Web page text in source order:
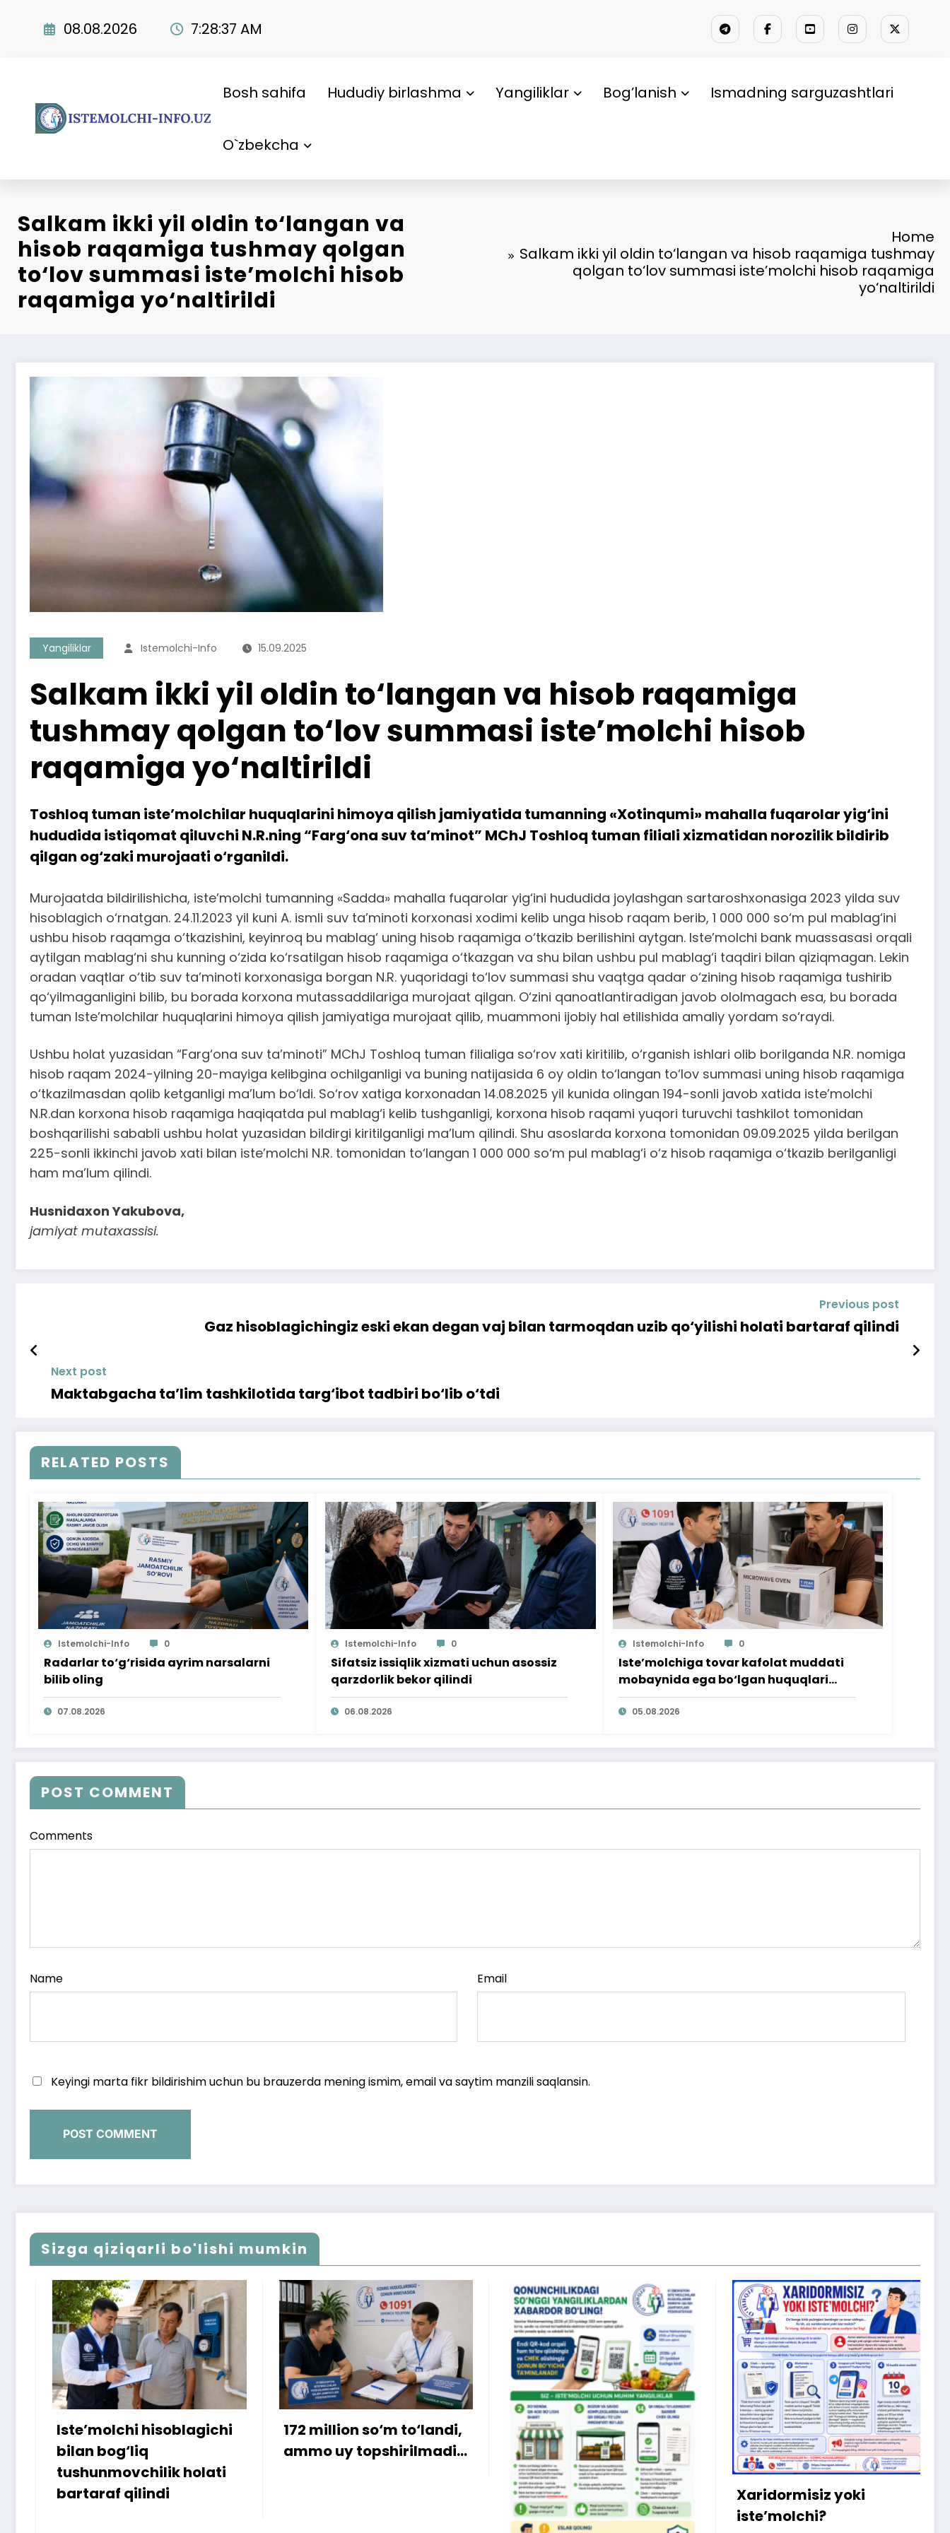
08.08.2026 7:28:38 AM
Bosh sahifa Hududiy birlashma Yangiliklar Bog’lanish Ismadning sarguzashtlari
O`zbekcha
Salkam ikki yil oldin to‘langan va
hisob raqamiga tushmay qolgan
to‘lov summasi iste’molchi hisob
raqamiga yo‘naltirildi
Home
Salkam ikki yil oldin to‘langan va hisob raqamiga tushmay
qolgan to‘lov summasi iste’molchi hisob raqamiga
yo‘naltirildi
Yangiliklar Istemolchi-Info 15.09.2025
Salkam ikki yil oldin to‘langan va hisob raqamiga
tushmay qolgan to‘lov summasi iste’molchi hisob
raqamiga yo‘naltirildi
Toshloq tuman iste’molchilar huquqlarini himoya qilish jamiyatida tumanning «Xotinqumi» mahalla fuqarolar yig‘ini
hududida istiqomat qiluvchi N.R.ning “Farg‘ona suv ta’minot” MChJ Toshloq tuman filiali xizmatidan norozilik bildirib
qilgan og‘zaki murojaati o‘rganildi.
Murojaatda bildirilishicha, iste’molchi tumanning «Sadda» mahalla fuqarolar yig‘ini hududida joylashgan sartaroshxonasiga 2023 yilda suv
hisoblagich o‘rnatgan. 24.11.2023 yil kuni A. ismli suv ta’minoti korxonasi xodimi kelib unga hisob raqam berib, 1 000 000 so‘m pul mablag‘ini
ushbu hisob raqamga o‘tkazishini, keyinroq bu mablag‘ uning hisob raqamiga o‘tkazib berilishini aytgan. Iste’molchi bank muassasasi orqali
aytilgan mablag‘ni shu kunning o‘zida ko‘rsatilgan hisob raqamiga o‘tkazgan va shu bilan ushbu pul mablag‘i taqdiri bilan qiziqmagan. Lekin
oradan vaqtlar o‘tib suv ta’minoti korxonasiga borgan N.R. yuqoridagi to‘lov summasi shu vaqtga qadar o‘zining hisob raqamiga tushirib
qo‘yilmaganligini bilib, bu borada korxona mutassaddilariga murojaat qilgan. O‘zini qanoatlantiradigan javob ololmagach esa, bu borada
tuman Iste’molchilar huquqlarini himoya qilish jamiyatiga murojaat qilib, muammoni ijobiy hal etilishida amaliy yordam so‘raydi.
Ushbu holat yuzasidan “Farg‘ona suv ta’minoti” MChJ Toshloq tuman filialiga so‘rov xati kiritilib, o‘rganish ishlari olib borilganda N.R. nomiga
hisob raqam 2024-yilning 20-mayiga kelibgina ochilganligi va buning natijasida 6 oy oldin to‘langan to‘lov summasi uning hisob raqamiga
o‘tkazilmasdan qolib ketganligi ma’lum bo‘ldi. So‘rov xatiga korxonadan 14.08.2025 yil kunida olingan 194-sonli javob xatida iste’molchi
N.R.dan korxona hisob raqamiga haqiqatda pul mablag‘i kelib tushganligi, korxona hisob raqami yuqori turuvchi tashkilot tomonidan
boshqarilishi sababli ushbu holat yuzasidan bildirgi kiritilganligi ma’lum qilindi. Shu asoslarda korxona tomonidan 09.09.2025 yilda berilgan
225-sonli ikkinchi javob xati bilan iste’molchi N.R. tomonidan to‘langan 1 000 000 so‘m pul mablag‘i o‘z hisob raqamiga o‘tkazib berilganligi
ham ma’lum qilindi.
Husnidaxon Yakubova,
jamiyat mutaxassisi.
Previous post
Gaz hisoblagichingiz eski ekan degan vaj bilan tarmoqdan uzib qo‘yilishi holati bartaraf qilindi
Next post
Maktabgacha ta’lim tashkilotida targ‘ibot tadbiri bo‘lib o‘tdi
RELATED POSTS
Istemolchi-Info 0
Radarlar to‘g‘risida ayrim narsalarni
bilib oling
07.08.2026
Istemolchi-Info 0
Sifatsiz issiqlik xizmati uchun asossiz
qarzdorlik bekor qilindi
06.08.2026
Istemolchi-Info 0
Iste’molchiga tovar kafolat muddati
mobaynida ega bo‘lgan huquqlari
ta’minlab berildi
05.08.2026
POST COMMENT
Comments
Name Email
Keyingi marta fikr bildirishim uchun bu brauzerda mening ismim, email va saytim manzili saqlansin.
Sizga qiziqarli bo'lishi mumkin
Iste’molchi hisoblagichi
bilan bog‘liq
tushunmovchilik holati
bartaraf qilindi
172 million so‘m to‘landi,
ammo uy topshirilmadi…
Xaridormisiz yoki
iste’molchi?